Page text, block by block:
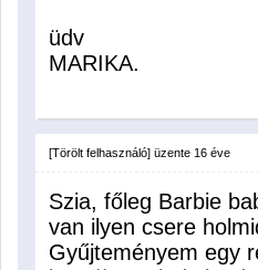
üdv
MARIKA.
[Törölt felhasználó] üzente 16 éve
Szia, főleg Barbie
van ilyen csere
Gyűjteményem egy